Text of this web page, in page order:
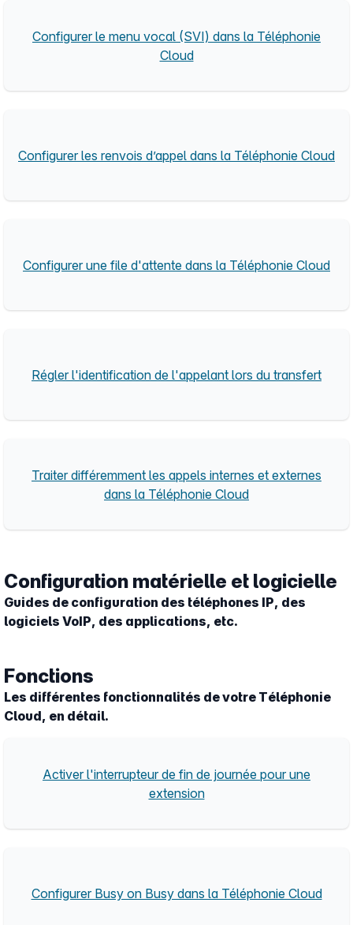
Configurer le menu vocal (SVI) dans la Téléphonie
Cloud
Configurer les renvois d’appel dans la Téléphonie Cloud
Configurer une file d'attente dans la Téléphonie Cloud
Régler l'identification de l'appelant lors du transfert
Traiter différemment les appels internes et externes
dans la Téléphonie Cloud
Configuration matérielle et logicielle
Guides de configuration des téléphones IP, des
logiciels VoIP, des applications, etc.
Fonctions
Les différentes fonctionnalités de votre Téléphonie
Cloud, en détail.
Activer l'interrupteur de fin de journée pour une
extension
Configurer Busy on Busy dans la Téléphonie Cloud